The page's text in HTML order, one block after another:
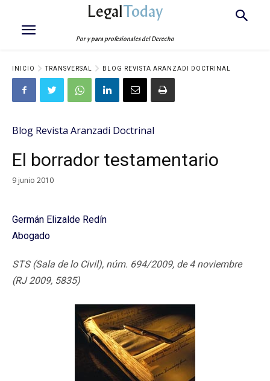
LegalToday
Por y para profesionales del Derecho
INICIO TRANSVERSAL BLOG REVISTA ARANZADI DOCTRINAL
Blog Revista Aranzadi Doctrinal
El borrador testamentario
9 junio 2010
Germán Elizalde Redín
Abogado
STS (Sala de lo Civil), núm. 694/2009, de 4 noviembre
(RJ 2009, 5835)